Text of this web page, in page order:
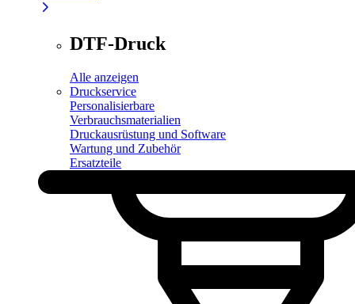
DTF-Druck
Alle anzeigen
Druckservice
Personalisierbare
Verbrauchsmaterialien
Druckausrüstung und Software
Wartung und Zubehör
Ersatzteile